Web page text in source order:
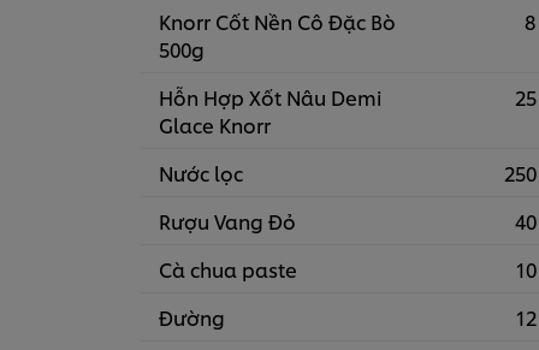
Knorr Cốt Nền Cô Đặc Bò
500g
Hỗn Hợp Xốt Nâu Demi
Glace Knorr
Nước lọc
Rượu Vang Đỏ
Cà chua paste
Đường